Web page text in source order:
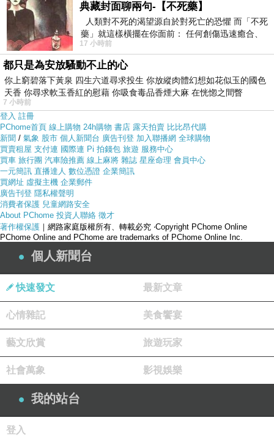
購物網來購買(
【英國Abelia】《繽紛混搭》雙人四件式天
使絨被套床包組 )
產品網址
典藏封面聊兩句-【不死藥】
人類對不死的渴望源自於對死亡的恐懼 而「不死
藥」就這樣橫擺在你面前： 任何創傷迅速癒合、
停止衰老、痛覺消失…堪
17 小時前
都只是為安放騷動不止的心
你上窮碧落下黃泉 四生六道尋求投生 你放縱肉體幻想如花似玉的國色
天香 你尋求軟玉香紅的慰藉 你吸食毒品香煙大麻 在恍惚之間瞥
7 小時前
登入 註冊
PChome首頁 線上購物 24h購物 書店 露天拍賣 比比昂代購
新聞 / 氣象 股市 個人新聞台 廣告刊登 加入聯播網 全球購物
買賣租屋 支付連 國際連 Pi 拍錢包 旅遊 服務中心
買車 旅行團 汽車險推薦 線上麻將 雜誌 星座命理 會員中心
一元簡訊 直播達人 數位憑證 企業簡訊
買網址 虛擬主機 企業郵件
廣告刊登 隱私權聲明
消費者保護 兒童網路安全
About PChome 投資人聯絡 徵才
著作權保護 ｜網路家庭版權所有、轉載必究 ‧Copyright PChome Online
PChome Online and PChome are trademarks of PChome Online Inc.
個人新聞台
快速發文 最新文章
心情雜記 美食饗宴
藝文欣賞 旅遊玩家
社會萬象 影視娛樂
我的站台
登入